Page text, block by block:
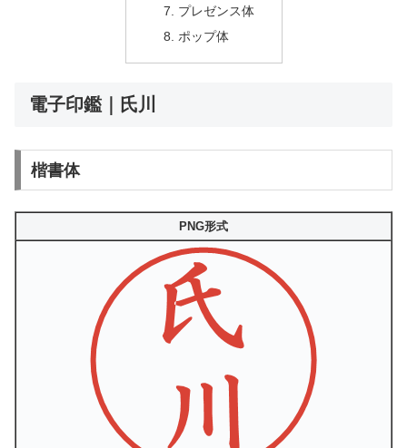
プレゼンス体
ポップ体
電子印鑑｜氏川
楷書体
PNG形式